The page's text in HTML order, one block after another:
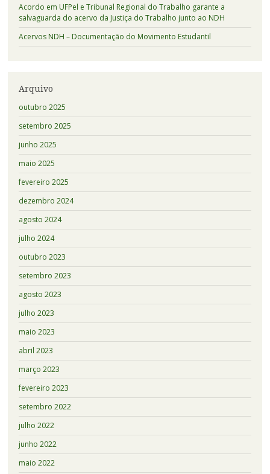
Acordo em UFPel e Tribunal Regional do Trabalho garante a
salvaguarda do acervo da Justiça do Trabalho junto ao NDH
Acervos NDH – Documentação do Movimento Estudantil
Arquivo
outubro 2025
setembro 2025
junho 2025
maio 2025
fevereiro 2025
dezembro 2024
agosto 2024
julho 2024
outubro 2023
setembro 2023
agosto 2023
julho 2023
maio 2023
abril 2023
março 2023
fevereiro 2023
setembro 2022
julho 2022
junho 2022
maio 2022